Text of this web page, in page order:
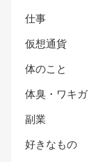
仕事
仮想通貨
体のこと
体臭・ワキガ
副業
好きなもの